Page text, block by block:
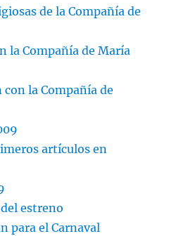
de la Compañía de
la Compañía de María
con la Compañía de
artículos en
estreno
para el Carnaval